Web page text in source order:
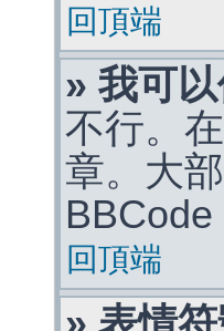
回頂端
» 我可
不行。
章。大
BBCode
回頂端